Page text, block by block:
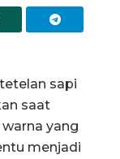
sapi
saat
yang
menjadi